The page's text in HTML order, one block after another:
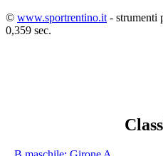
© www.sportrentino.it - strumenti
0,359 sec.